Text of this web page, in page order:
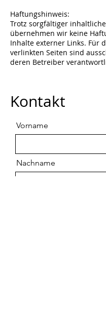
Haftungshinweis:
Trotz sorgfältiger
übernehmen wir keine
Inhalte externer Links. Für
verlinkten Seiten sind
deren Betreiber
Kontakt
Vorname
Nachname